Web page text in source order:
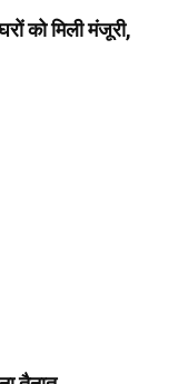
को मिली मंजूरी,